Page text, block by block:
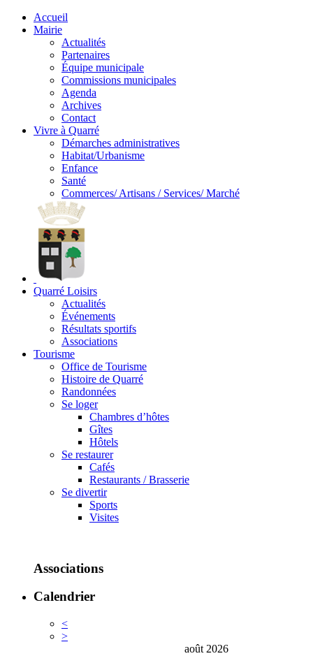
Accueil
Mairie
Actualités
Partenaires
Équipe municipale
Commissions municipales
Agenda
Archives
Contact
Vivre à Quarré
Démarches administratives
Habitat/Urbanisme
Enfance
Santé
Commerces/ Artisans / Services/ Marché
Quarré Loisirs
Actualités
Événements
Résultats sportifs
Associations
Tourisme
Office de Tourisme
Histoire de Quarré
Randonnées
Se loger
Chambres d’hôtes
Gîtes
Hôtels
Se restaurer
Cafés
Restaurants / Brasserie
Se divertir
Sports
Visites
Associations
Calendrier
<
>
août 2026